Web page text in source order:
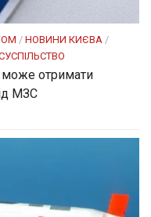
/ НОВИНИ КИЄВА /
може отримати
МЗС